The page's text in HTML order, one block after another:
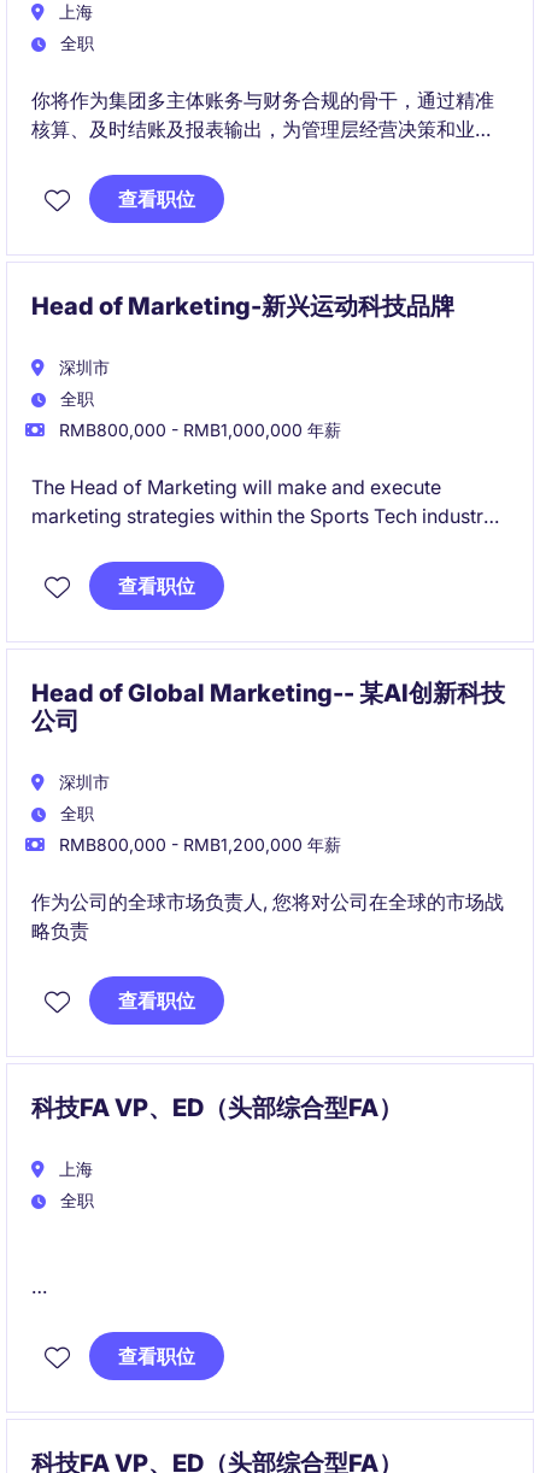
上海
全职
你将作为集团多主体账务与财务合规的骨干，通过精准
核算、及时结账及报表输出，为管理层经营决策和业务
查看职位
Head of Marketing-新兴运动科技品牌
深圳市
全职
RMB800,000 - RMB1,000,000 年薪
The Head of Marketing will make and execute
marketing strategies within the Sports Tech industry
requires a strong understanding of marketing trends
and the ability to manage campaigns effectively.
查看职位
Head of Global Marketing-- 某AI创新科技
公司
深圳市
全职
RMB800,000 - RMB1,200,000 年薪
作为公司的全球市场负责人, 您将对公司在全球的市场战
略负责
查看职位
科技FA VP、ED（头部综合型FA）
上海
全职
执行及客户开拓，深度参与项目策略制定、交易推进及
投资人沟通。
望引入具备大型项目经验的优秀人才，共同拓展科技领
查看职位
科技FA VP、ED（头部综合型FA）